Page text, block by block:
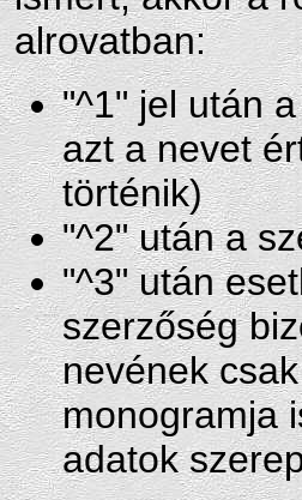
alrovatban:
"^1" jel után
azt a nevet
történik)
"^2" után a
"^3" után
szerzőség
nevének
monogramja
adatok